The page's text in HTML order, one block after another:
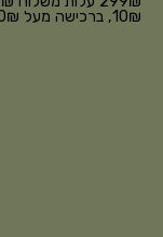
10₪, ברכישה מעל 600₪ עלות משלוח חינם